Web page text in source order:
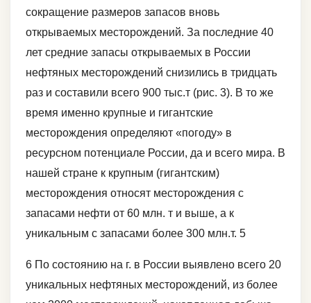
сокращение размеров запасов вновь
открываемых месторождений. За последние 40
лет средние запасы открываемых в России
нефтяных месторождений снизились в тридцать
раз и составили всего 900 тыс.т (рис. 3). В то же
время именно крупные и гигантские
месторождения определяют «погоду» в
ресурсном потенциале России, да и всего мира. В
нашей стране к крупным (гигантским)
месторождения относят месторождения с
запасами нефти от 60 млн. т и выше, а к
уникальным с запасами более 300 млн.т. 5
6 По состоянию на г. в России выявлено всего 20
уникальных нефтяных месторождений, из более